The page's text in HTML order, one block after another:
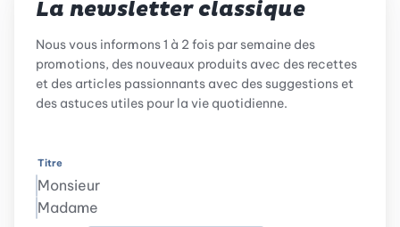
La newsletter classique
Nous vous informons 1 à 2 fois par semaine des
promotions, des nouveaux produits avec des recettes
et des articles passionnants avec des suggestions et
des astuces utiles pour la vie quotidienne.
Titre
Monsieur
Madame